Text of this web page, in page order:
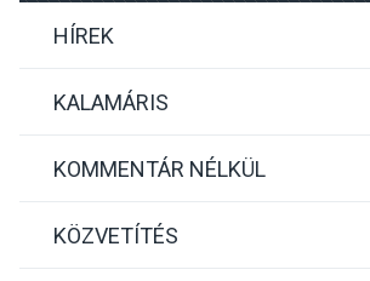
HÍREK
KALAMÁRIS
KOMMENTÁR NÉLKÜL
KÖZVETÍTÉS